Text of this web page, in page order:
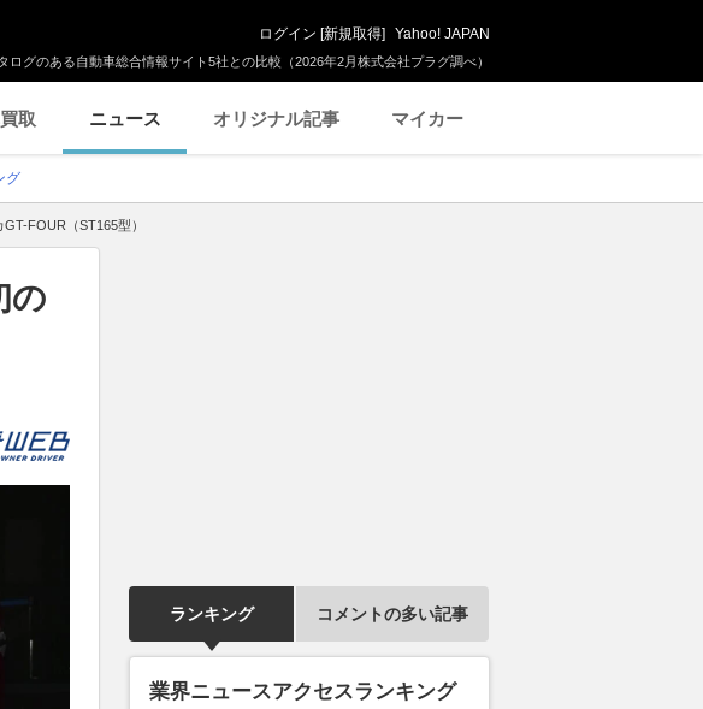
ログのある自動車総合情報サイト5社との比較（2026年2月株式会社プラグ調べ）
ログイン [新規取得] Yahoo! JAPAN
取 ニュース オリジナル記事 マイカー
グ
FOUR（ST165型）
の
ランキング コメントの多い記事
業界ニュースアクセスランキング